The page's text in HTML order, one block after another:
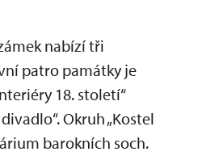
nabízí tři
patro památky je
18. století“
Okruh „Kostel
barokních soch.